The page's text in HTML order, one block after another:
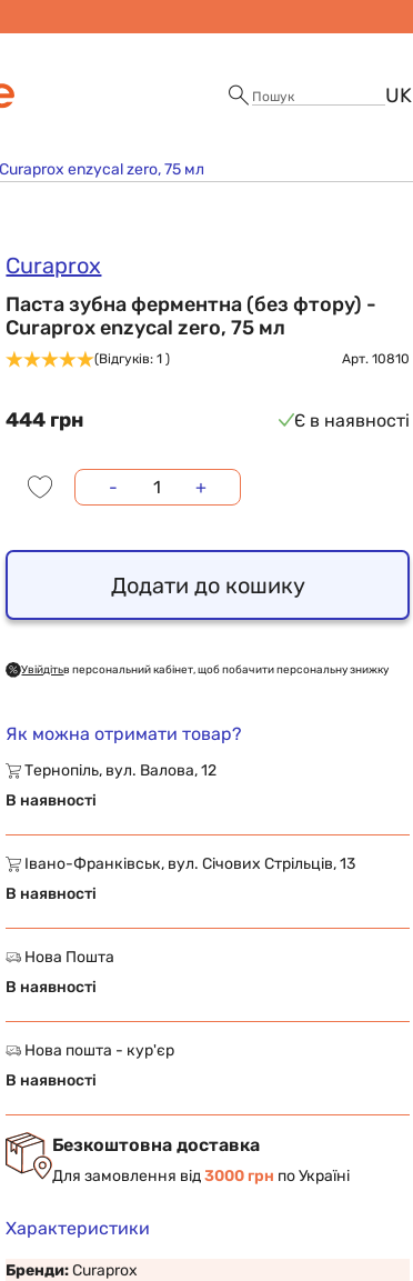
UK
enzycal zero, 75 мл
Curaprox
Паста зубна ферментна (без фтору) -
Curaprox enzycal zero, 75 мл
(Відгуків: 1 ) Арт. 10810
444 грн Є в наявності
- +
Додати до кошику
Увійдітьв персональний кабінет, щоб побачити персональну знижку
Як можна отримати товар?
Тернопіль, вул. Валова, 12
В наявності
Івано-Франківськ, вул. Січових Стрільців, 13
В наявності
Нова Пошта
В наявності
Нова пошта - кур'єр
В наявності
Безкоштовна доставка
Для замовлення від3000 грн по Україні
Характеристики
Бренди:Curaprox